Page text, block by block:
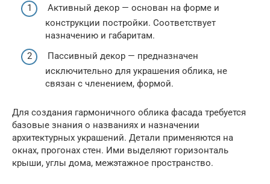
Активный декор — основан на форме и
конструкции постройки. Соответствует
назначению и габаритам.
Пассивный декор — предназначен
исключительно для украшения облика, не
связан с членением, формой.
Для создания гармоничного облика фасада требуется
базовые знания о названиях и назначении
архитектурных украшений. Детали применяются на
окнах, прогонах стен. Ими выделяют горизонталь
крыши, углы дома, межэтажное пространство.